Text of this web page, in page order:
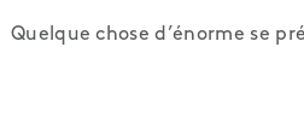
Quelque chose d’énorme se